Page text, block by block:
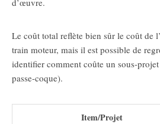
d’œuvre.
Le coût total reflète bien sûr le coût de
train moteur, mais il est possible de
identifier comment coûte un sous-
passe-coque).
Item/Projet